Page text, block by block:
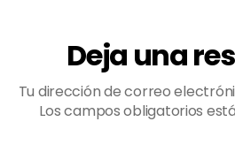
Deja una
Tu dirección de correo
Los campos obligatorios